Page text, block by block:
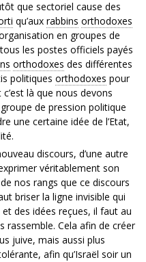
que sectoriel cause des
qu’aux rabbins orthodoxes
en groupes de
les postes officiels payés
orthodoxes des différentes
politiques orthodoxes pour
là que nous devons
de pression politique
une certaine idée de l’Etat,
discours, d’une autre
véritablement son
nos rangs que ce discours
briser la ligne invisible qui
des idées reçues, il faut au
rassemble. Cela afin de créer
juive, mais aussi plus
afin qu’Israël soir un